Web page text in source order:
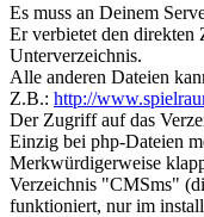
Es muss an Deinem
Er verbietet den
Unterverzeichnis.
Alle anderen Dateien
Z.B.: http://
Der Zugriff auf das
Einzig bei php-Dateien
Merkwürdigerweise
Verzeichnis "CMSms"
funktioniert, nur im